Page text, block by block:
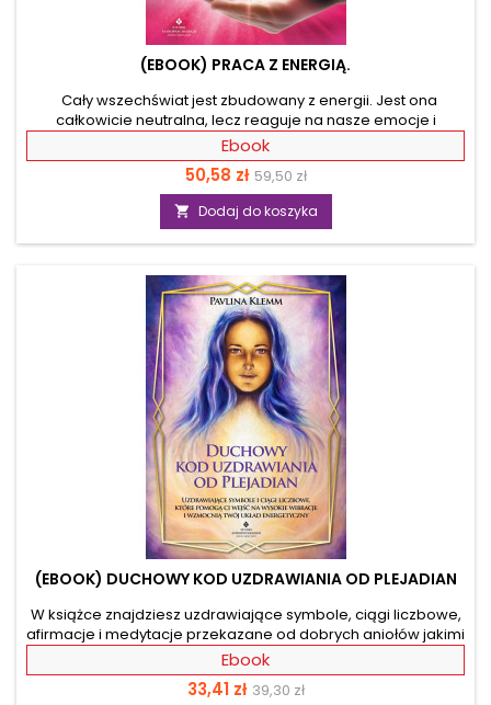
(EBOOK) PRACA Z ENERGIĄ.
Cały wszechświat jest zbudowany z energii. Jest ona
całkowicie neutralna, lecz reaguje na nasze emocje i
działania. Dzięki tej książce będziesz w stanie świadomie
kreować wasze interakcje. Pomoże Ci w tym najbardziej
rozchwytywany ekspert od aniołów w Wielkiej Brytanii, który
odsłania 111 podstawowych ćwiczeń, które sam stosuje w celu
rozwoju swoich duchowych umiejętności. Teraz i Ty będziesz
wprowadzać energię na wyższy poziom. Zaufasz własnemu
Ebook
Cena
50,58 zł Cena
podstawowa
59,50 zł
 Dodaj do koszyka
(EBOOK) DUCHOWY KOD UZDRAWIANIA OD PLEJADIAN
W książce znajdziesz uzdrawiające symbole, ciągi liczbowe,
afirmacje i medytacje przekazane od dobrych aniołów jakimi
są Plejadianie. Dzięki nim oczyścisz i uzdrowisz swój układ
energetyczny z różnych dolegliwości. Znajdziesz tu różne
praktyki, od rytuału przebaczenia do uzdrawiających symboli
Ebook
Cena
33,41 zł Cena
39,30 zł